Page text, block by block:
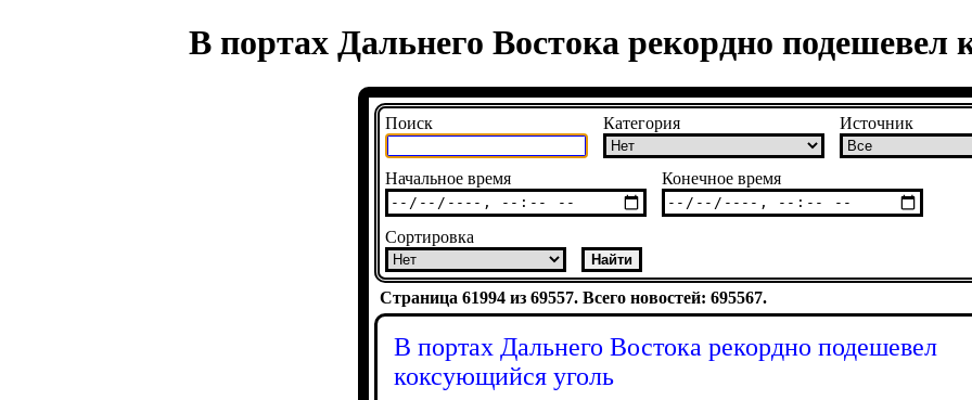
В портах Дальнего Востока рекордно подешевел
Поиск Категория Источник
Начальное время Конечное время
Сортировка
Страница 61994 из 69557. Всего новостей: 695567.
В портах Дальнего Востока рекордно подешевел
коксующийся уголь